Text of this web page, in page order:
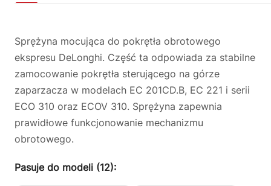
Sprężyna mocująca do pokrętła obrotowego
ekspresu DeLonghi. Część ta odpowiada za stabilne
zamocowanie pokrętła sterującego na górze
zaparzacza w modelach EC 201CD.B, EC 221 i serii
ECO 310 oraz ECOV 310. Sprężyna zapewnia
prawidłowe funkcjonowanie mechanizmu
obrotowego.
Pasuje do modeli (12):